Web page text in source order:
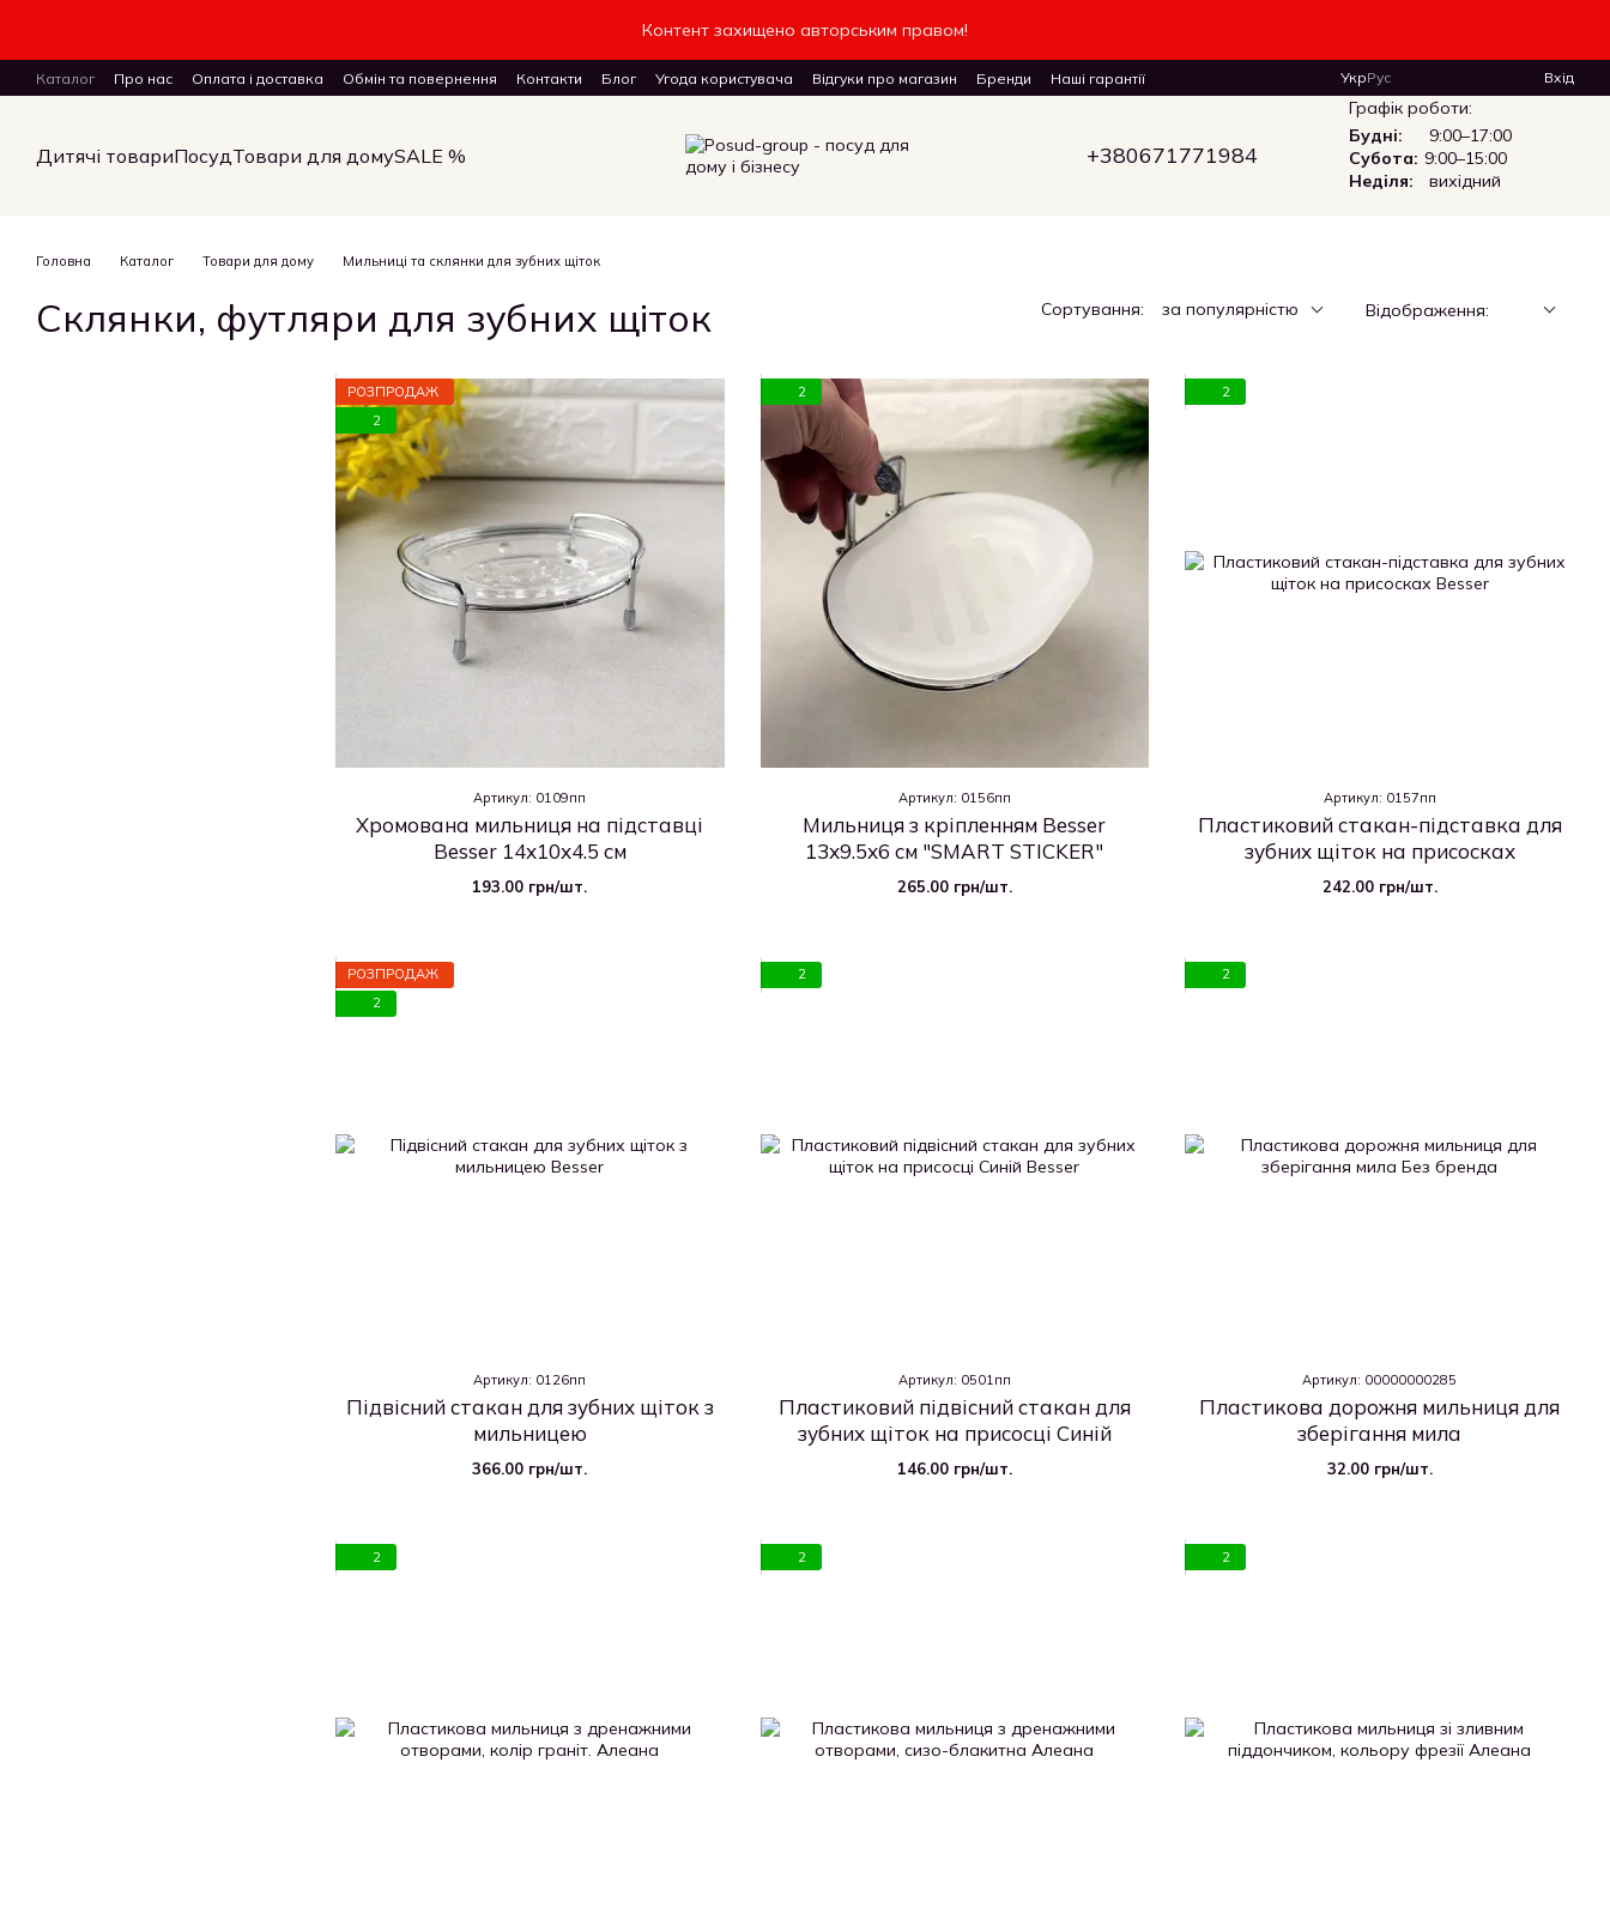
Контент захищено авторським правом!
Каталог Про нас Оплата і доставка Обмін та повернення Контакти Блог Угода користувача Відгуки про магазин Бренди
Наші гарантії
ПУБЛІЧНИЙ ДОГОВІР (ОФЕРТА) на замовлення, купівлю-продаж і доставку товарів
УкрРус Вхід
Дитячі товариПосудТовари для домуSALE % +380671771984
Графік роботи:
Будні:
9:00–17:00
Субота: 9:00–15:00
Неділя:
вихідний
Головна Каталог Товари для дому Мильниці та склянки для зубних щіток
Склянки, футляри для зубних щіток Сортування: за популярністю Відображення:
РОЗПРОДАЖ
2
Артикул: 0109пп
Хромована мильниця на підставці
Besser 14х10х4.5 см
193.00 грн/шт.
2
Артикул: 0156пп
Мильниця з кріпленням Besser
13х9.5х6 см "SMART STICKER"
265.00 грн/шт.
2
Артикул: 0157пп
Пластиковий стакан-підставка для
зубних щіток на присосках
242.00 грн/шт.
РОЗПРОДАЖ
2
Артикул: 0126пп
Підвісний стакан для зубних щіток з
мильницею
366.00 грн/шт.
2
Артикул: 0501пп
Пластиковий підвісний стакан для
зубних щіток на присосці Синій
146.00 грн/шт.
2
Артикул: 00000000285
Пластикова дорожня мильниця для
зберігання мила
32.00 грн/шт.
2 2 2